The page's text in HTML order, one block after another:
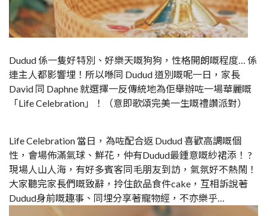
Dudud 係一隻好特別、好樂天嘅狗狗，性格開朗嘅程度… 係
連主人都影響埋！所以喺同 Dudud 道別嘅呢一日，家長
David 同 Daphne 就選擇一反傳統地為佢舉辦咗一場華麗嘅
「Life Celebration」！（意即歌頌完美一生嘅禮讚派對）
Life Celebration 當日，為咗配合返 Dudud 喜歡高調嘅個
性，會場佈滿氣球、鮮花，仲有Dudud最鍾意嘅紗裙添！ ?
現場人山人海，有好多賓客同毛朋友到訪，氣氛好不熱鬧！
大家聽完家長們嘅致辭，拎住飲品食件cake，互相訴說著
Dudud身前嘅趣事、同埋分享著寵物經，不亦樂乎…